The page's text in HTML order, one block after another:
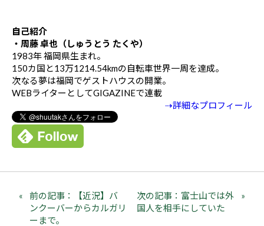
自己紹介
・周藤 卓也（しゅうとう たくや）
1983年 福岡県生まれ。
150カ国と13万1214.54kmの自転車世界一周を達成。
次なる夢は福岡でゲストハウスの開業。
WEBライターとしてGIGAZINEで連載
⇢詳細なプロフィール
前の記事：【近況】バ
ンクーバーからカルガリ
ーまで。
次の記事：富士山では外
国人を相手にしていた